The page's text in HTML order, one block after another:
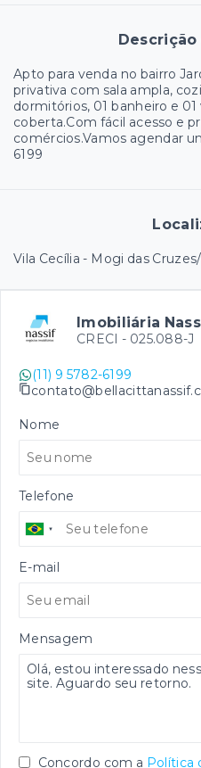
Apto para venda no bairro
privativa com sala ampla,
dormitórios, 01 banheiro e
coberta.Com fácil acesso e
comércios.Vamos agendar
6199
Vila Cecília - Mogi das
Imobiliária
CRECI - 025.088-J
(11) 9 5782-6199
Nome
Telefone
E-mail
Mensagem
Concordo com a Política